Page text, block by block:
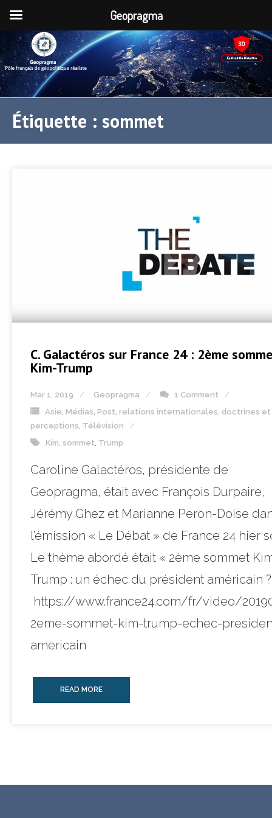
Étiquette : sommet
C. Galactéros sur France 24 : 2ème
Kim-Trump
Mar 1, 2019 Geopragma
1 Comment
Asie, Médias, Post, relations internationales, doctrines et
perceptions, Télévision
Kim, sommet, Trump
Caroline Galactéros, présidente de
Geopragma, était avec François Durpaire,
Jérémy Ghez et Marianne Peron-Doise
l’émission « Le Débat » de France 24 hier
Le thème abordé était « 2ème sommet
Trump : un échec du président américain
https://www.france24.com/fr/video/
2eme-sommet-kim-trump-echec-
americain
READ MORE
Geopragma